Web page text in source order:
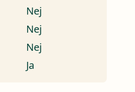
Nej
Nej
Nej
Ja